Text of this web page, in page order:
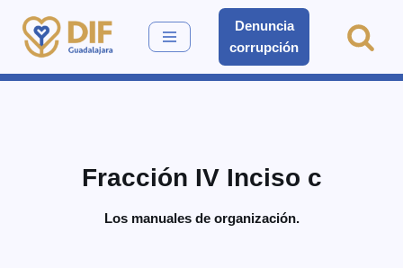
Saltar
Denuncia
corrupción
Fracción IV Inciso c
Los manuales de organización.